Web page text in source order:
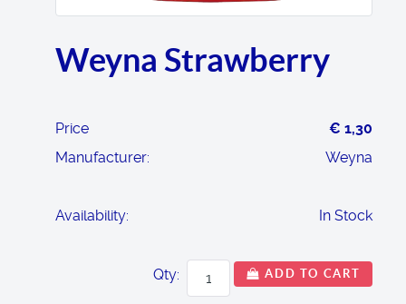
Weyna Strawberry
Price
€ 1,30
Manufacturer:
Weyna
Availability: In Stock
Qty: ADD TO CART